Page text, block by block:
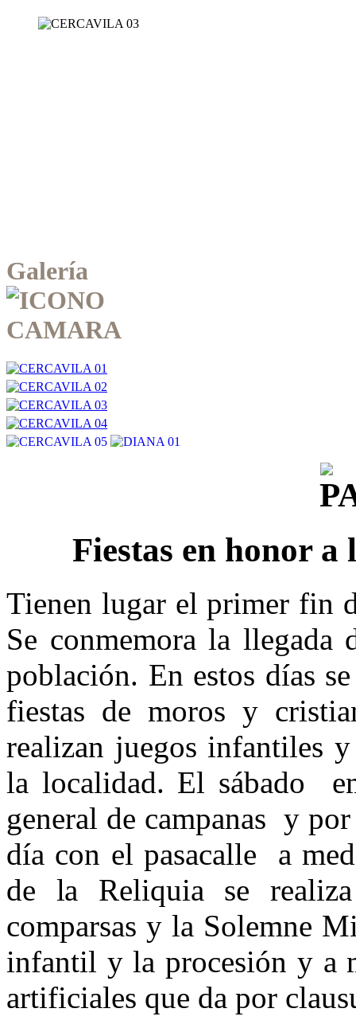
Galería
Fiestas en honor a
Tienen lugar el primer fin
Se conmemora la
población. En estos días
fiestas de moros y
realizan juegos infantiles
la localidad. El sábado
general de campanas y
día con el pasacalle a
de la Reliquia se
comparsas y la Solemne
infantil y la procesión y a
artificiales que da por